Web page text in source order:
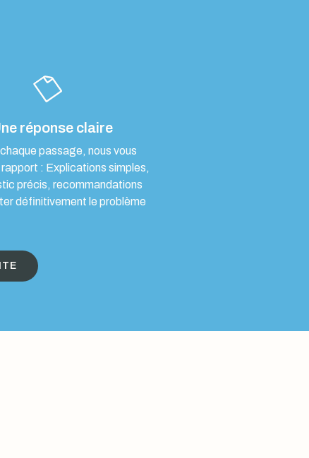
réponse claire
passage, nous vous
rapport : Explications simples,
précis, recommandations
définitivement le problème